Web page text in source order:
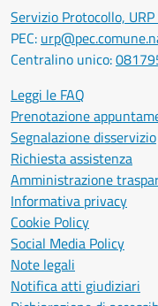
Servizio Protocollo,
PEC:
Centralino unico:
Leggi le FAQ
Prenotazione
Segnalazione disservizio
Richiesta assistenza
Amministrazione
Informativa privacy
Cookie Policy
Social Media Policy
Note legali
Notifica atti giudiziari